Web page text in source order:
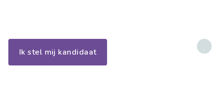
Ik stel mij kandidaat